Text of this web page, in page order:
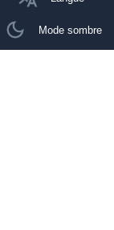
Mode sombre